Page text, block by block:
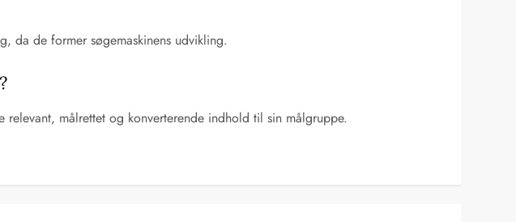
da de former søgemaskinens udvikling.
målrettet og konverterende indhold til sin målgruppe.